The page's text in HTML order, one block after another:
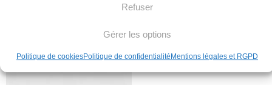
Refuser
Gérer les options
Politique de cookiesPolitique de confidentialité Mentions légales et RGPD
29,90